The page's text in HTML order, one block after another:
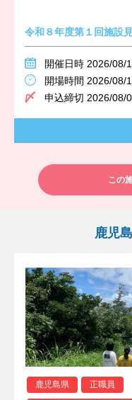
令和８年度第１回施設
開催日時 2026/08/
開場時間 2026/08/
申込締切 2026/08/
この
鹿児
鹿児島県 正職員